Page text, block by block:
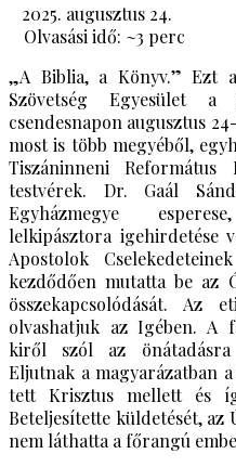
2025. augusztus 24.
Olvasási idő: ~3 perc
„A Biblia, a Könyv.” Ezt
Szövetség Egyesület a
csendesnapon augusztus
most is több megyéből,
Tiszáninneni Református
testvérek. Dr. Gaál
Egyházmegye
lelkipásztora igehirdetése
Apostolok
kezdődően mutatta be az
összekapcsolódását. Az
olvashatjuk az Igében. A
kiről szól az önátadásra
Eljutnak a magyarázatban
tett Krisztus mellett és
Beteljesítette küldetését, az
nem láthatta a főrangú